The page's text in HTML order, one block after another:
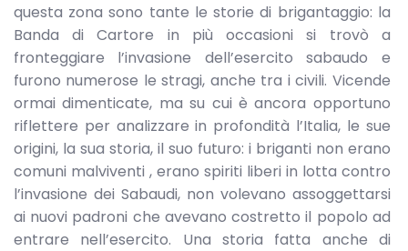
questa zona sono tante le storie di brigantaggio: la
Banda di Cartore in più occasioni si trovò a
fronteggiare l’invasione dell’esercito sabaudo e
furono numerose le stragi, anche tra i civili. Vicende
ormai dimenticate, ma su cui è ancora opportuno
riflettere per analizzare in profondità l’Italia, le sue
origini, la sua storia, il suo futuro: i briganti non erano
comuni malviventi , erano spiriti liberi in lotta contro
l’invasione dei Sabaudi, non volevano assoggettarsi
ai nuovi padroni che avevano costretto il popolo ad
entrare nell’esercito. Una storia fatta anche di